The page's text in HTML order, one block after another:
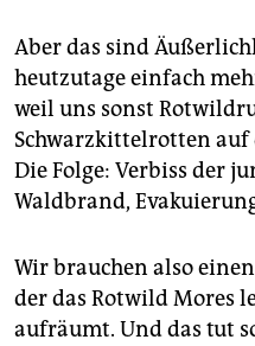
epaper login
Aber das sind
heutzutage einfach
weil uns sonst
Schwarzkittelrotten auf
Die Folge: Verbiss der
Waldbrand,
Wir brauchen also
der das Rotwild Mores
aufräumt. Und das tut